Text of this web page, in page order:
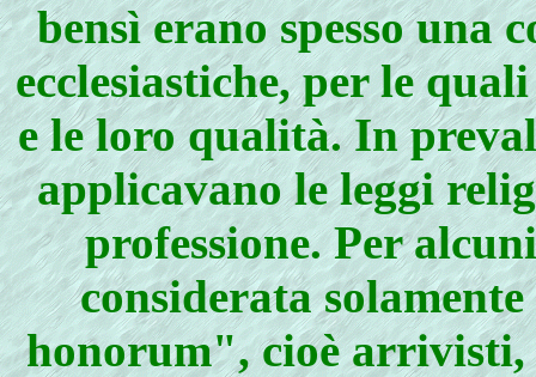
bensì erano spesso una
ecclesiastiche, per le
e le loro qualità. In
applicavano le leggi
professione. Per
considerata
honorum", cioè arrivisti,